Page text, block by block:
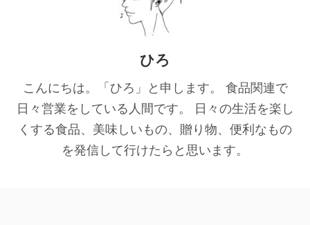
ひろ
こんにちは。「ひろ」と申します。 食品関連で
日々営業をしている人間です。 日々の生活を楽し
くする食品、美味しいもの、贈り物、便利なもの
を発信して行けたらと思います。